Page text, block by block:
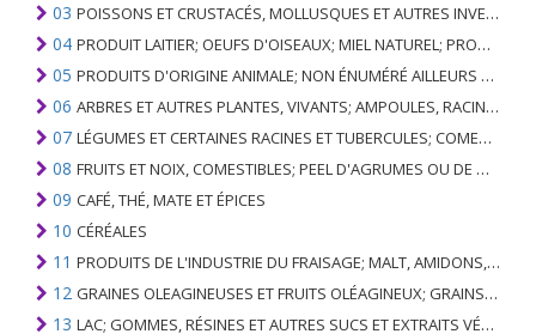
03 POISSONS ET CRUSTACÉS, MOLLUSQUES ET AUTRES INVERTÉBRÉS AQUATIQUES
04 PRODUIT LAITIER; OEUFS D'OISEAUX; MIEL NATUREL; PRODUITS COMESTIBLES D'ORIGINE ANIMALE, NON ÉNUMÉRÉS AILLEURS OU INCLUS
05 PRODUITS D'ORIGINE ANIMALE; NON ÉNUMÉRÉ AILLEURS OU INCLUS
06 ARBRES ET AUTRES PLANTES, VIVANTS; AMPOULES, RACINES ET ANALOGUES; FLEURS COUPEES ET FEUILLAGE ORNEMENTAL
07 LÉGUMES ET CERTAINES RACINES ET TUBERCULES; COMESTIBLE
08 FRUITS ET NOIX, COMESTIBLES; PEEL D'AGRUMES OU DE MELONS
09 CAFÉ, THÉ, MATE ET ÉPICES
10 CÉRÉALES
11 PRODUITS DE L'INDUSTRIE DU FRAISAGE; MALT, AMIDONS, INULINE, GLUTEN DE BLÉ
12 GRAINES OLEAGINEUSES ET FRUITS OLÉAGINEUX; GRAINS DIVERS, GRAINES ET FRUITS, PLANTES INDUSTRIELLES OU MÉDICINALES; PAILLE ET FOURRAGE
13 LAC; GOMMES, RÉSINES ET AUTRES SUCS ET EXTRAITS VÉGÉTAUX